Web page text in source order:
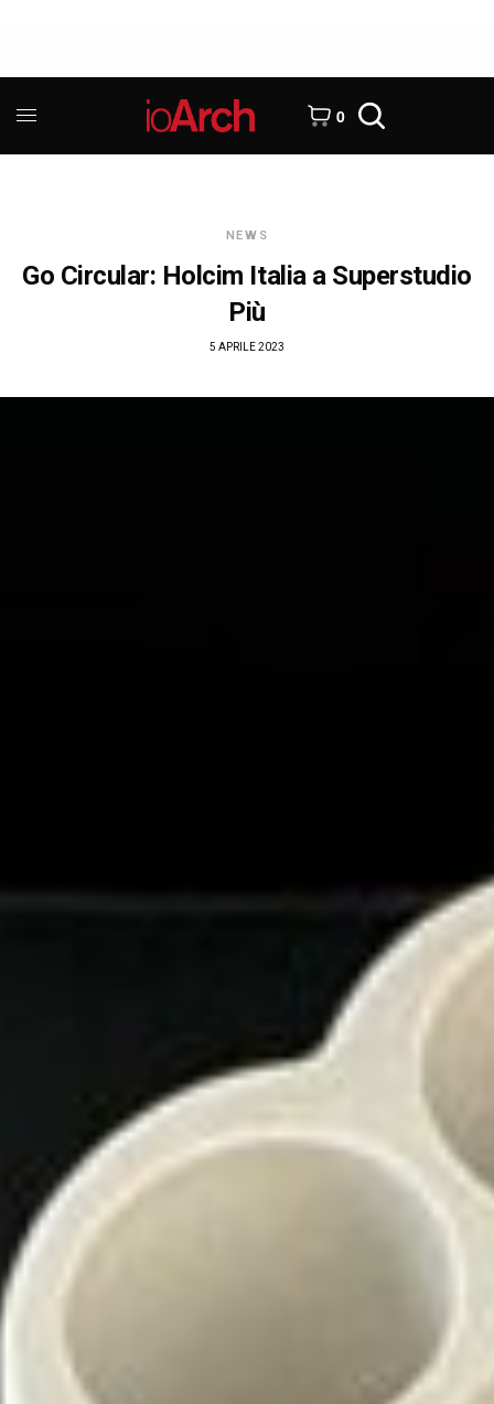
0
NEWS
Go Circular: Holcim Italia a Superstudio
Più
5 APRILE 2023